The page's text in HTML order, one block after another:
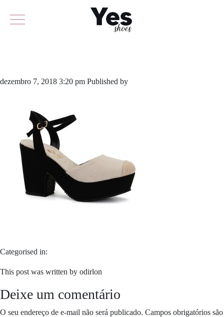
dezembro 7, 2018 3:20 pm Published by
Categorised in:
This post was written by odirlon
Deixe um comentário
O seu endereço de e-mail não será publicado. Campos obrigatórios são